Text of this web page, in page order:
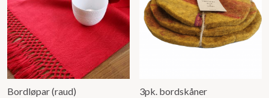
Bordløpar (raud) 3pk. bordskåner